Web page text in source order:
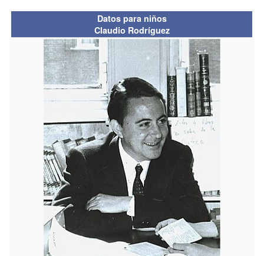
Datos para niños
Claudio Rodríguez